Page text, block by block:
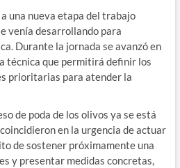
una nueva etapa del trabajo
venía desarrollando para
Durante la jornada se avanzó en
técnica que permitirá definir los
prioritarias para atender la
de poda de los olivos ya se está
en la urgencia de actuar
de sostener próximamente una
y presentar medidas concretas,